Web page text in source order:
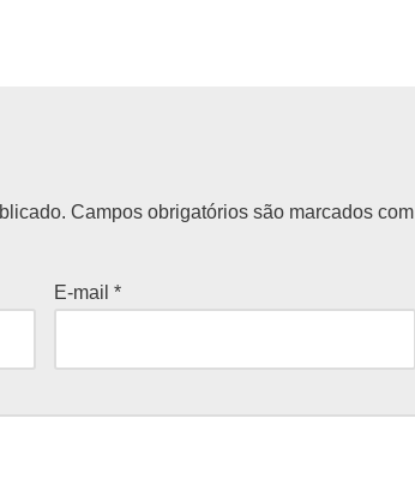
Campos obrigatórios são marcados com
E-mail *